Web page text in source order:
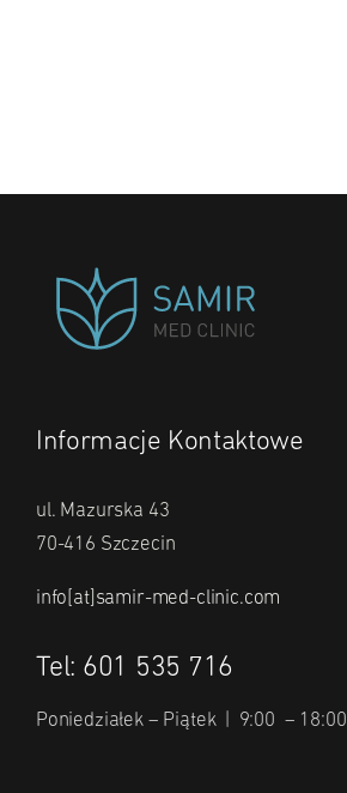
Informacje Kontaktowe
ul. Mazurska 43
70-416 Szczecin
info[at]samir-med-clinic.com
Tel: 601 535 716
Poniedziałek – Piątek | 9:00 – 18:00